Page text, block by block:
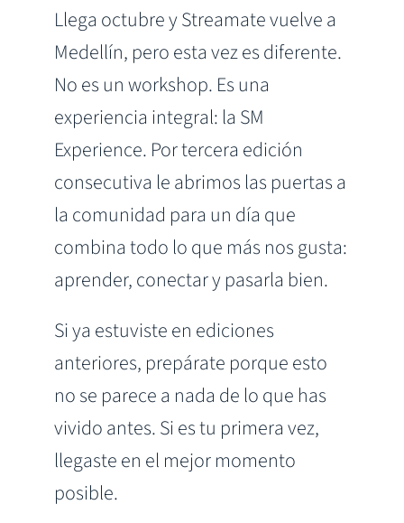
Llega octubre y Streamate vuelve a
Medellín, pero esta vez es diferente.
No es un workshop. Es una
experiencia integral: la SM
Experience. Por tercera edición
consecutiva le abrimos las puertas a
la comunidad para un día que
combina todo lo que más nos gusta:
aprender, conectar y pasarla bien.
Si ya estuviste en ediciones
anteriores, prepárate porque esto
no se parece a nada de lo que has
vivido antes. Si es tu primera vez,
llegaste en el mejor momento
posible.